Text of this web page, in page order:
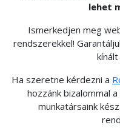
lehet
Ismerkedjen meg
rendszerekkel!
Ha szeretne kérdezni a
hozzánk bizalommal
munkatársaink